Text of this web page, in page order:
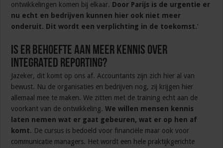
ontwikkelingen komen bij elkaar. Door Parijs is de urgentie er
nu echt en bedrijven kunnen hier ook niet meer
onderuit. Dit wordt een verplichting in de toekomst.’
Is er behoefte aan meer kennis over
Integrated Reporting?
Jazeker, dit komt op ons af. Accountants zijn zich hier al van
bewust. Nu de organisaties en bedrijven nog, zij krijgen hier
allemaal mee te maken. We zitten met de training echt aan de
voorkant van de ontwikkeling.We willen mensen kennis
laten nemen wat er gaat gebeuren, wat er op hen af
komt. De cursus is bedoeld voor financiële maar ook voor
communicatie managers. Het wordt een hele praktijkgerichte